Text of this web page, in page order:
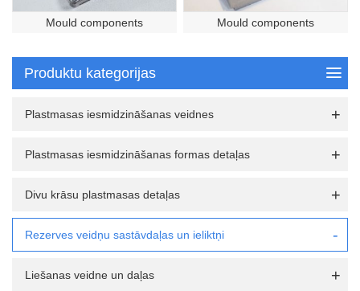
Mould components Mould components
Produktu kategorijas
Plastmasas iesmidzināšanas veidnes
Plastmasas iesmidzināšanas formas detaļas
Divu krāsu plastmasas detaļas
Rezerves veidņu sastāvdaļas un ieliktņi
Liešanas veidne un daļas